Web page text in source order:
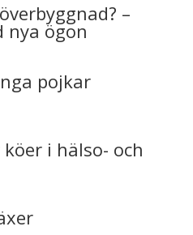
–
nya ögon
pojkar
i hälso- och